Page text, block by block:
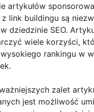
artykułów
link buildingu są
dziedzinie SEO.
wiele korzyści,
rankingu w
zalet
jest możliwość